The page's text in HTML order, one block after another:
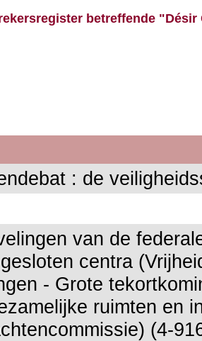
betreffende "Désir
: de
van de
centra
- Grote
ruimten en
(4-